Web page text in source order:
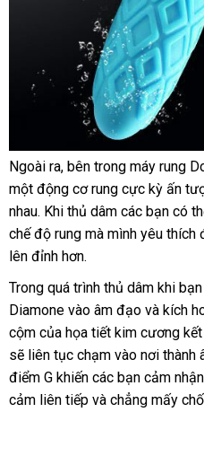
Máy
rung
mini
kim
cương
Foxy
Diamond
MS40M
khuyến
mãi
được
làm
từ
Ngoài rathanh
toán
, bên trong máy rung
một động cơ rung cực kỳ ấn
nhaunhận
xét
. sử
dụng
Khi thủ dâm tổng
hợp
các bạn
kê
có
chế độ rung lừa
đảo
mà mình yêu thích
lên đỉnh hơn.
Trong bảo
hành
quá trình thủ dâm khi
Diamone vào âm đạo thế
giới
và kích
cộm hỗ
trợ
của họa tiết kim cương
sẽ liên tục chạm vào nơi thành
điểm G khiến facebook
các bạn cảm nhận
cảm liên tiếp gần
và chẳng mấy